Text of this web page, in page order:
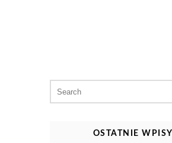
for:
OSTATNIE WPISY